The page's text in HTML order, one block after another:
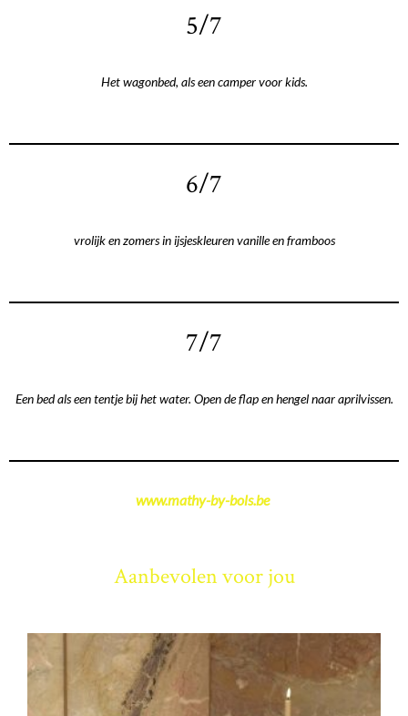
5/7
Het wagonbed, als een camper voor kids.
6/7
vrolijk en zomers in ijsjeskleuren vanille en framboos
7/7
Een bed als een tentje bij het water. Open de flap en hengel naar aprilvissen.
www.mathy-by-bols.be
Aanbevolen voor jou